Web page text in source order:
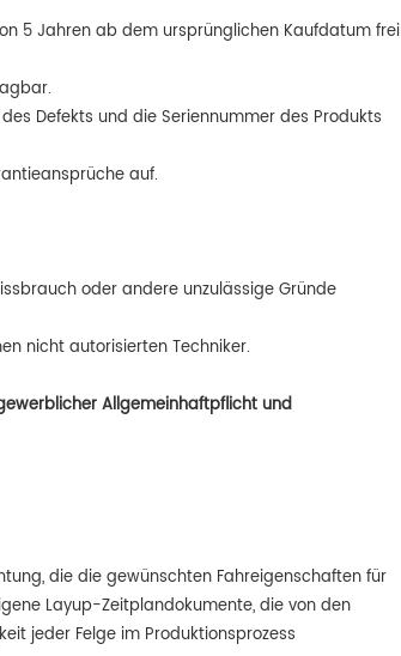
5 Jahren ab dem ursprünglichen Kaufdatum frei
Defekts und die Seriennummer des Produkts
auf.
oder andere unzulässige Gründe
nicht autorisierten Techniker.
Allgemeinhaftpflicht und
die die gewünschten Fahreigenschaften für
Layup-Zeitplandokumente, die von den
jeder Felge im Produktionsprozess